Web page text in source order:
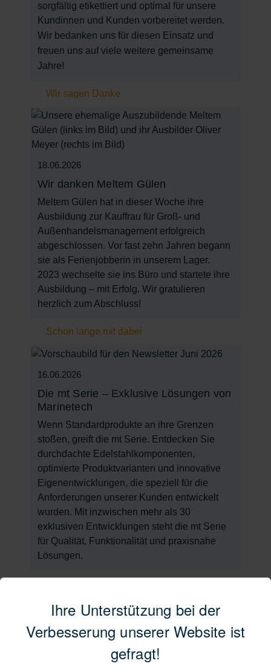
sorgfältig etikettiert und optimal für unsere
Kundinnen und Kunden vorbereitet werden.
Wir bedanken uns für diesen Einsatz und
freuen uns auf viele weitere gemeinsame
Jahre!
Wir sagen Danke
18.06.2026
Wir danken Meltem Gülen
Meltem Gülen hat in dieser Woche ihre
Ausbildung zur Kauffrau für Groß- und
Außenhandelsmanagement erfolgreich
abgeschlossen. Vor fast zehn Jahren begann
sie als Ferienjobberin in unserem Lager.
2023 wechselte sie ins Büro und startete ihre
Ausbildung – mit Erfolg. Wir gratulieren
herzlich zum Abschluss!
Schon lange mit dabei
16.06.2026
Die mt Serie – Exklusive Lösungen von
Marinetech
Wenn Standardprodukte an ihre Grenzen
stoßen, greift die mt Serie. Entdecken Sie
durchdachte Edelstahlkomponenten,
optimierte Produktvarianten und innovative
Eigenentwicklungen, die speziell für die
Anforderungen unserer Kunden entwickelt
wurden. Mit inzwischen mehr als 30
exklusiven Entwicklungen steht die mt Serie
für Qualität, Funktionalität und praxisnahe
Lösungen.
Ihre Unterstützung bei der
Verbesserung unserer Website ist
gefragt!